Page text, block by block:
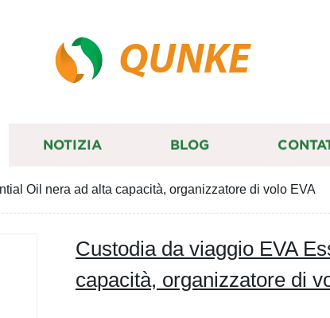
QUNKE
NOTIZIA BLOG
Oil nera ad alta capacità, organizzatore di volo EVA
Custodia da viaggio EVA
capacità, organizzatore di